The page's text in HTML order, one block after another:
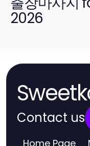
2026
Contact us
Home Page